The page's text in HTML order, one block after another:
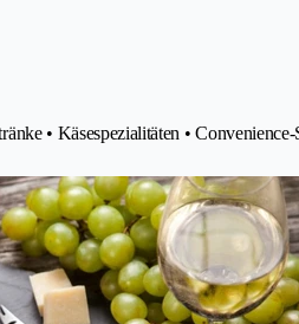
• Käsespezialitäten •